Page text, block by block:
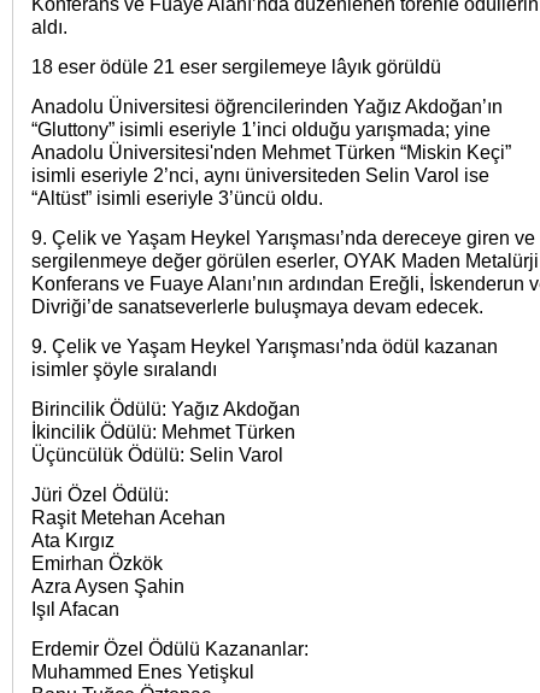
aldı.
18 eser ödüle 21 eser sergilemeye lâyık görüldü
Anadolu Üniversitesi öğrencilerinden Yağız Akdoğan’ın
“Gluttony” isimli eseriyle 1’inci olduğu yarışmada; yine
Anadolu Üniversitesi'nden Mehmet Türken “Miskin Keçi”
isimli eseriyle 2’nci, aynı üniversiteden Selin Varol ise
“Altüst” isimli eseriyle 3’üncü oldu.
9. Çelik ve Yaşam Heykel Yarışması’nda dereceye giren ve
sergilenmeye değer görülen eserler, OYAK Maden Metalürji
Konferans ve Fuaye Alanı’nın ardından Ereğli, İskenderun
Divriği’de sanatseverlerle buluşmaya devam edecek.
9. Çelik ve Yaşam Heykel Yarışması’nda ödül kazanan
isimler şöyle sıralandı
Birincilik Ödülü: Yağız Akdoğan
İkincilik Ödülü: Mehmet Türken
Üçüncülük Ödülü: Selin Varol
Jüri Özel Ödülü:
Raşit Metehan Acehan
Ata Kırgız
Emirhan Özkök
Azra Aysen Şahin
Işıl Afacan
Erdemir Özel Ödülü Kazananlar:
Muhammed Enes Yetişkul